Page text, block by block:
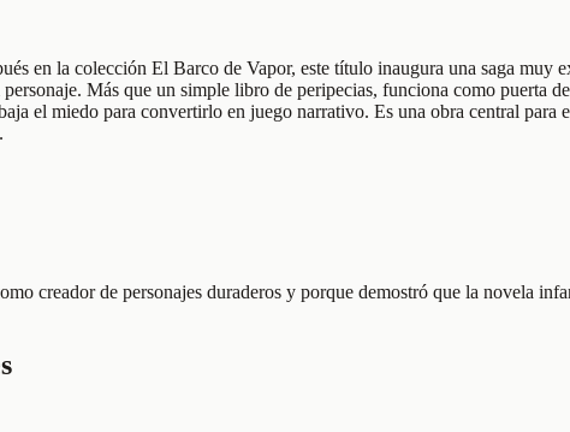
en la colección El Barco de Vapor, este título inaugura una saga
Más que un simple libro de peripecias, funciona como puerta
el miedo para convertirlo en juego narrativo. Es una obra central para
creador de personajes duraderos y porque demostró que la novela